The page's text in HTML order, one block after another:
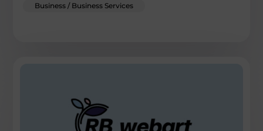
Business / Business Services